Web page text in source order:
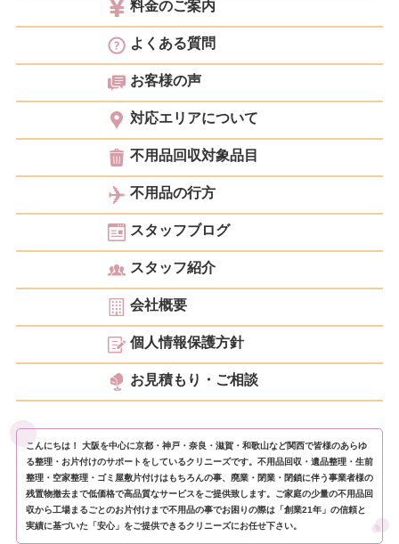
料金のご案内
よくある質問
お客様の声
対応エリアについて
不用品回収対象品目
不用品の行方
スタッフブログ
スタッフ紹介
会社概要
個人情報保護方針
お見積もり・ご相談
こんにちは！ 大阪を中心に京都・神戸・奈良・滋賀・和歌山など関西で皆様のあらゆ
る整理・お片付けのサポートをしているクリニーズです。不用品回収・遺品整理・生前
整理・空家整理・ゴミ屋敷片付けはもちろんの事、廃業・閉業・閉鎖に伴う事業者様の
残置物撤去まで低価格で高品質なサービスをご提供致します。ご家庭の少量の不用品回
収から工場まるごとのお片付けまで不用品の事でお困りの際は「創業21年」の信頼と
実績に基づいた「安心」をご提供できるクリニーズにお任せ下さい。